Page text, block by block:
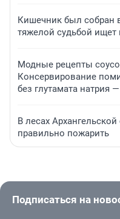
Кишечник был собран
тяжелой судьбой
Модные рецепты
Консервирование
без глутамата натрия
В лесах
правильно пожарить
Подписаться на